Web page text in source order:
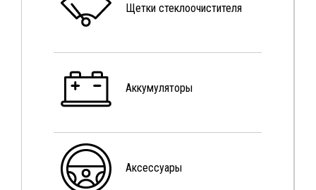
Щетки стеклоочистителя
Аккумуляторы
Аксессуары